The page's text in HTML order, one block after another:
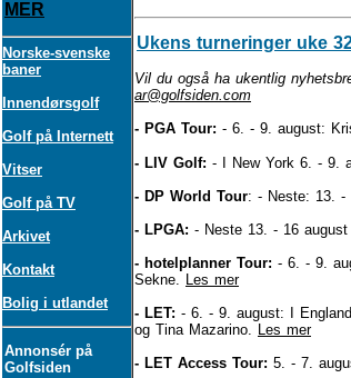
MER
Norske-svenske
baner
Innendørsgolf
Golf på Internett
Vitser
Golf på TV
Arkivet
Kontakt
Bolig i utlandet
Annonsér på
Golfsiden
Ukens turneringer uke
Vil du også ha ukentlig
ar@golfsiden.com
- PGA Tour: - 6. - 9. august:
- LIV Golf: - I New York 6. - 9.
- DP World Tour: - Neste: 13. -
- LPGA: - Neste 13. - 16 august
- hotelplanner Tour: - 6. - 9.
Sekne.
Les mer
- LET: - 6. - 9. august: I
og Tina Mazarino. Les mer
- LET Access Tour: 5. - 7.